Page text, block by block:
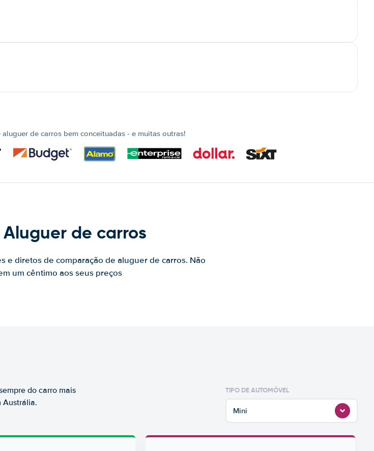
de carros bem conceituadas - e muitas outras!
de carros
e diretos de comparação de aluguer de carros. Não
um cêntimo aos seus preços
do carro mais
Austrália.
TIPO DE AUTOMÓVEL
Mini